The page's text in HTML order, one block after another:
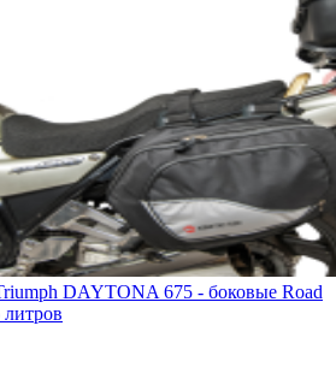
DAYTONA 675 - боковые Road